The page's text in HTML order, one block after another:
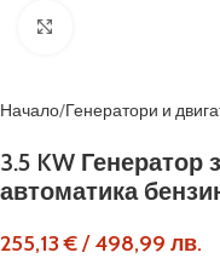
Начало Генератори и
3.5 KW Генератор
автоматика
255,13€/498,99 лв.